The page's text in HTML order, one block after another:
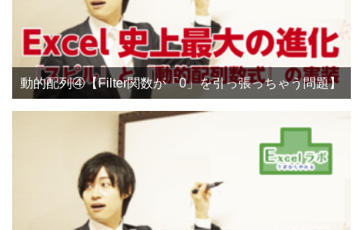
動的配列④【Filter関数が「0」を引っ張っちゃう問題】